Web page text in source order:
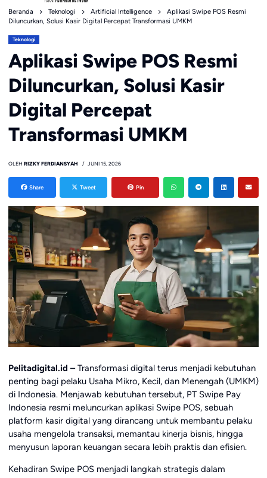
Beranda Teknologi Artificial Intelligence
Aplikasi Swipe POS Resmi
Diluncurkan, Solusi Kasir Digital Percepat Transformasi UMKM
Teknologi
Aplikasi Swipe POS Resmi
Diluncurkan, Solusi Kasir
Digital Percepat
Transformasi UMKM
OLEH RIZKY FERDIANSYAH JUNI 15, 2026
Share Tweet Pin
Pelitadigital.id –Transformasi digital terus menjadi kebutuhan
penting bagi pelaku Usaha Mikro, Kecil, dan Menengah (UMKM)
di Indonesia. Menjawab kebutuhan tersebut, PT Swipe Pay
Indonesia resmi meluncurkan aplikasi Swipe POS, sebuah
platform kasir digital yang dirancang untuk membantu pelaku
usaha mengelola transaksi, memantau kinerja bisnis, hingga
menyusun laporan keuangan secara lebih praktis dan efisien.
Kehadiran Swipe POS menjadi langkah strategis dalam